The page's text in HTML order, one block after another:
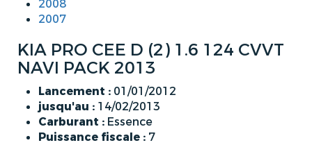
2008
2007
KIA PRO CEE D (2) 1.6 124 CVVT
NAVI PACK 2013
Lancement : 01/01/2012
jusqu'au : 14/02/2013
Carburant : Essence
Puissance fiscale : 7